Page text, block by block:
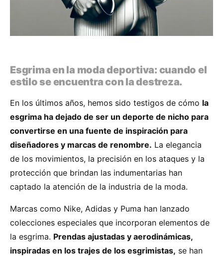
Esgrima en la moda deportiva: cuando el
estilo se encuentra con la destreza.
En los últimos años, hemos sido testigos de cómo la
esgrima ha dejado de ser un deporte de nicho para
convertirse en una fuente de inspiración para
diseñadores y marcas de renombre. La elegancia
de los movimientos, la precisión en los ataques y la
protección que brindan las indumentarias han
captado la atención de la industria de la moda.
Marcas como Nike, Adidas y Puma han lanzado
colecciones especiales que incorporan elementos de
la esgrima. Prendas ajustadas y aerodinámicas,
inspiradas en los trajes de los esgrimistas, se han